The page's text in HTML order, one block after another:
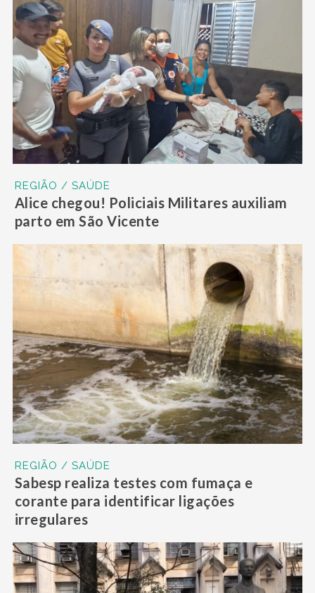
REGIÃO / SAÚDE
Alice chegou! Policiais Militares auxiliam
parto em São Vicente
REGIÃO / SAÚDE
Sabesp realiza testes com fumaça e
corante para identificar ligações
irregulares